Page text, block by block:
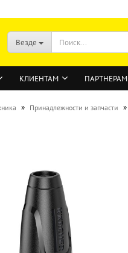
Везде
КЛИЕНТАМ ПАРТНЕРАМ
» Принадлежности и запчасти »